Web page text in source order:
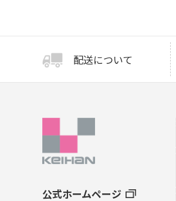
配送について
公式ホームページ